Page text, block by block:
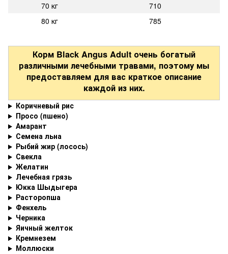
70 кг
710
80 кг
785
Корм Black Angus Adult очень богатый
различными лечебными травами, поэтому мы
предоставляем для вас краткое описание
каждой из них.
Коричневый рис
Просо (пшено)
Амарант
Семена льна
Рыбий жир (лосось)
Свекла
Желатин
Лечебная грязь
Юкка Шыдыгера
Расторопша
Фенхель
Черника
Яичный желток
Кремнезем
Моллюски